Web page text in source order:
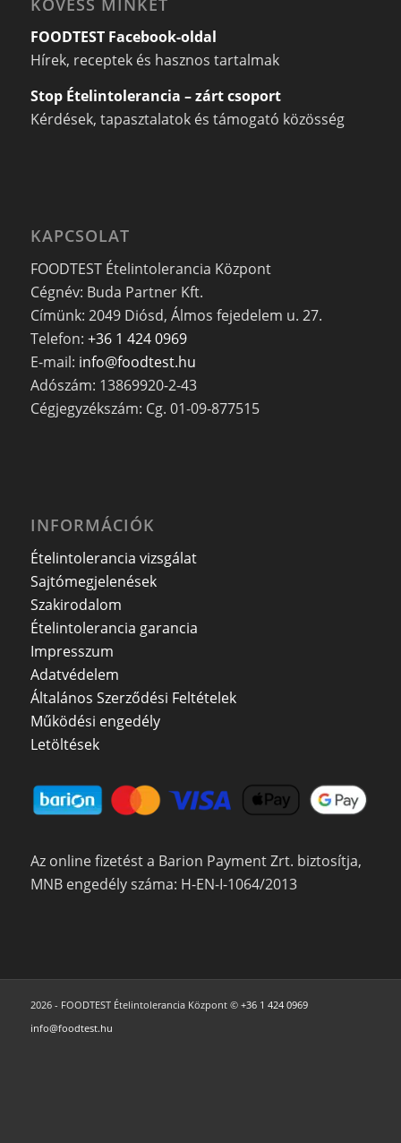
FOODTEST Facebook-oldal
Hírek, receptek és hasznos tartalmak
Stop Ételintolerancia – zárt csoport
Kérdések, tapasztalatok és támogató közösség
KAPCSOLAT
FOODTEST Ételintolerancia Központ
Cégnév: Buda Partner Kft.
Címünk: 2049 Diósd, Álmos fejedelem u. 27.
Telefon: +36 1 424 0969
E-mail: info@foodtest.hu
Adószám: 13869920-2-43
Cégjegyzékszám: Cg. 01-09-877515
INFORMÁCIÓK
Ételintolerancia vizsgálat
Sajtómegjelenések
Szakirodalom
Ételintolerancia garancia
Impresszum
Adatvédelem
Általános Szerződési Feltételek
Működési engedély
Letöltések
Az online fizetést a Barion Payment Zrt. biztosítja,
MNB engedély száma: H-EN-I-1064/2013
2026 - FOODTEST Ételintolerancia Központ © +36 1 424 0969
info@foodtest.hu